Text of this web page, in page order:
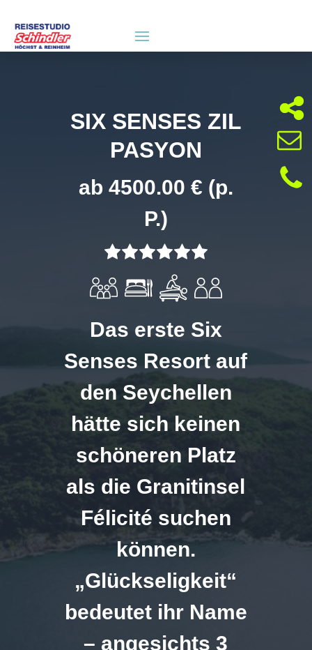
SIX SENSES ZIL
PASYON
ab 4500.00 € (p.
P.)
Das erste Six
Senses Resort auf
den Seychellen
hätte sich keinen
schöneren Platz
als die Granitinsel
Félicité suchen
können.
„Glückseligkeit“
bedeutet ihr Name
– angesichts 3